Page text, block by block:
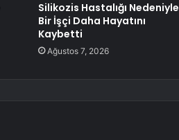
Silikozis Hastalığı Nedeniyle
Bir İşçi Daha Hayatını
Kaybetti
Ağustos 7, 2026